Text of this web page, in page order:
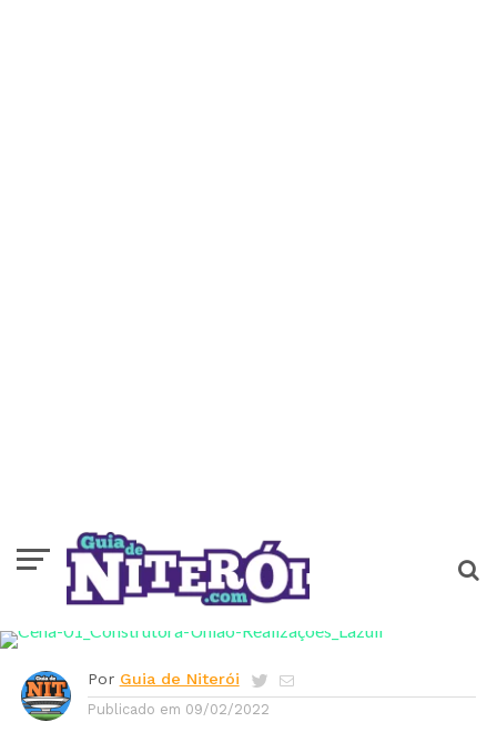
empreendimento mais
moderno de Niterói, será
lançado neste sábado
Por Guia de Niterói
Publicado em 09/02/2022